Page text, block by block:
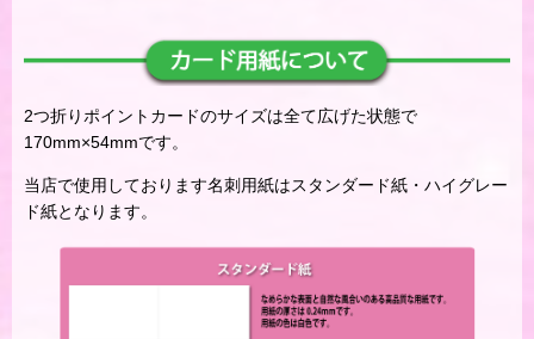
2つ折りポイントカードのサイズは全て広げた状態で
170mm×54mmです。
当店で使用しております名刺用紙はスタンダード紙・ハイグレー
ド紙となります。